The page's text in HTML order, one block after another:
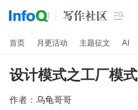

首页 月更活动 主题征文 AI
设计模式之工厂模式
作者： 乌龟哥哥